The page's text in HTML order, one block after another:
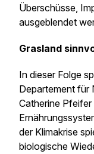
Überschüsse,
ausgeblendet
Grasland
In dieser Folge
Departement für
Catherine
der Klimakrise
biologische